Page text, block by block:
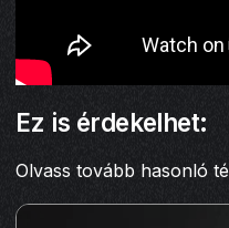
Ez is érdekelhet:
Olvass tovább hasonló